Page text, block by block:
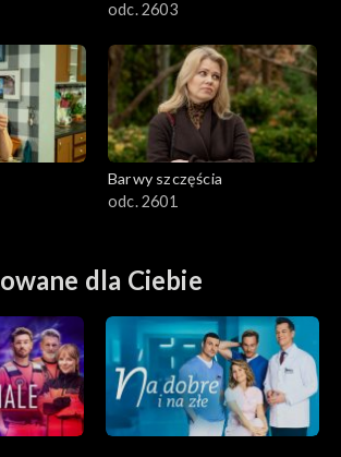
odc. 2603
Barwy szczęścia
odc. 2601
dla Ciebie